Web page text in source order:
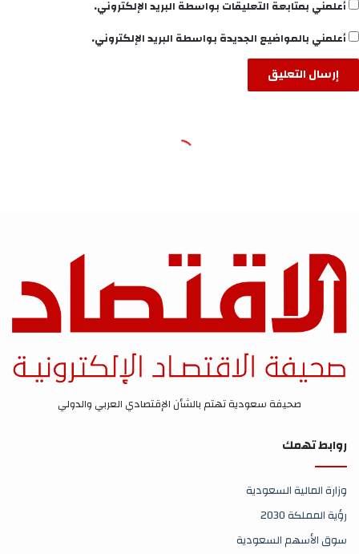
صحيفة سعودية تهتم بالشأن الإقتصادي العربي والدولي
روابط تهمك
وزارة المالية السعودية
رؤية المملكة 2030
سوق الأسهم السعودية